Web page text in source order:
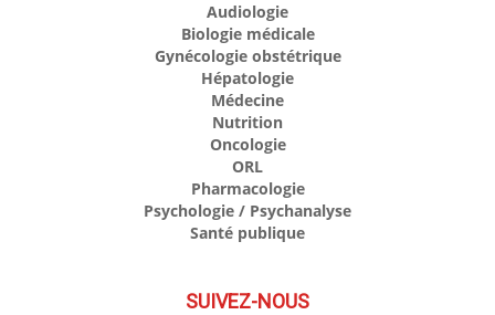
Audiologie
Biologie médicale
Gynécologie obstétrique
Hépatologie
Médecine
Nutrition
Oncologie
ORL
Pharmacologie
Psychologie / Psychanalyse
Santé publique
SUIVEZ-NOUS